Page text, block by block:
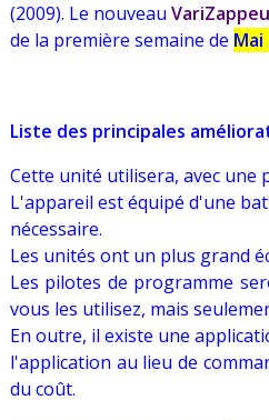
(2009). Le nouveau
de la première semaine de Mai
Liste des principales
Cette unité utilisera, avec une
L'appareil est équipé d'une
nécessaire.
Les unités ont un plus grand
Les pilotes de programme
vous les utilisez, mais
En outre, il existe une
l'application au lieu de
du coût.